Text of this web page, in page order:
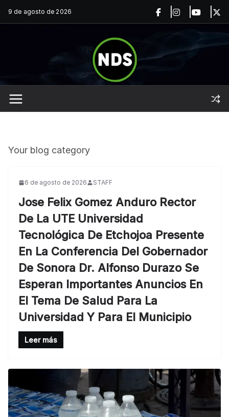
Saltar
al
9 de agosto de 2026
Your blog category
6 de agosto de 2026 STAFF
Jose Felix Gomez Anduro Rector
De La UTE Universidad
Tecnológica De Etchojoa Presente
En La Conferencia Del Gobernador
De Sonora Dr. Alfonso Durazo Se
Esperan Importantes Anuncios En
El Tema De Salud Para La
Universidad Y Para El Municipio
Leer más